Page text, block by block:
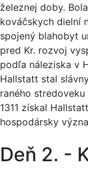
železnej doby.
kováčskych dielní
spojený blahobyt
pred Kr. rozvoj
podľa náleziska v
Hallstatt stal
raného
1311 získal
hospodársky
Deň 2. -